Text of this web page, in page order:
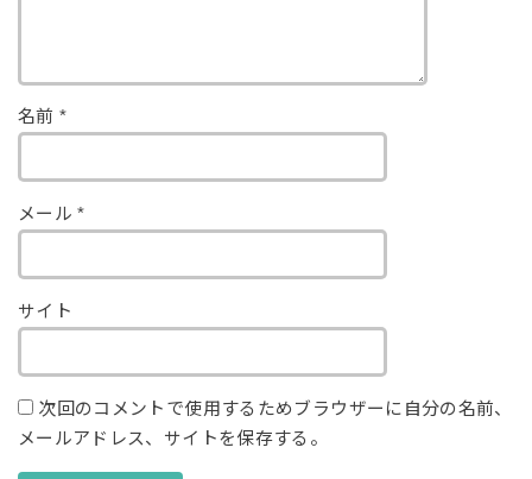
名前 *
メール*
サイト
次回のコメントで使用するためブラウザーに自分の名前、
メールアドレス、サイトを保存する。